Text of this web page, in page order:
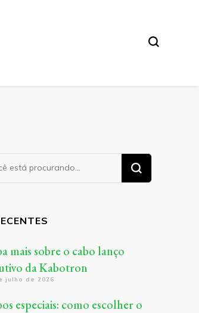
mais sobre o cabo lanço
da Kabotron
julho de 2026
especiais: como escolher o